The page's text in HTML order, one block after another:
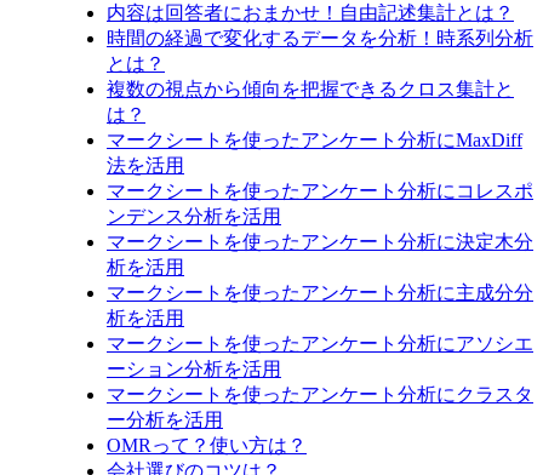
内容は回答者におまかせ！自由記述集計とは？
時間の経過で変化するデータを分析！時系列分析
とは？
複数の視点から傾向を把握できるクロス集計と
は？
マークシートを使ったアンケート分析にMaxDiff
法を活用
マークシートを使ったアンケート分析にコレスポ
ンデンス分析を活用
マークシートを使ったアンケート分析に決定木分
析を活用
マークシートを使ったアンケート分析に主成分分
析を活用
マークシートを使ったアンケート分析にアソシエ
ーション分析を活用
マークシートを使ったアンケート分析にクラスタ
ー分析を活用
OMRって？使い方は？
会社選びのコツは？